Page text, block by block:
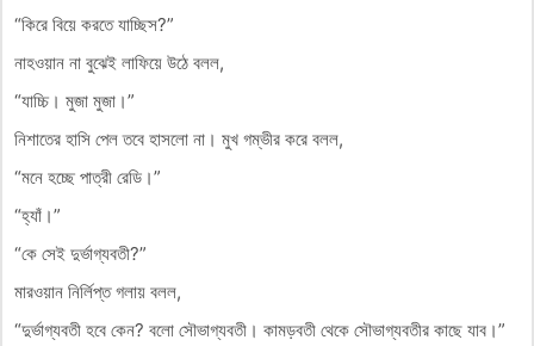
“কিরে বিয়ে করতে যাচ্ছিস?”
নাহওয়ান না বুঝেই লাফিয়ে উঠে বলল,
“যাচ্চি। মুজা মুজা।”
নিশাতের হাসি পেল তবে হাসলো না। মুখ গম্ভীর করে বলল,
“মনে হচ্ছে পাত্রী রেডি।”
“হ্যাঁ।”
“কে সেই দুর্ভাগ্যবতী?”
মারওয়ান নির্লিপ্ত গলায় বলল,
“দুর্ভাগ্যবতী হবে কেন? বলো সৌভাগ্যবতী। কামড়বতী থেকে সৌভাগ্যবতীর কাছে যাব।”